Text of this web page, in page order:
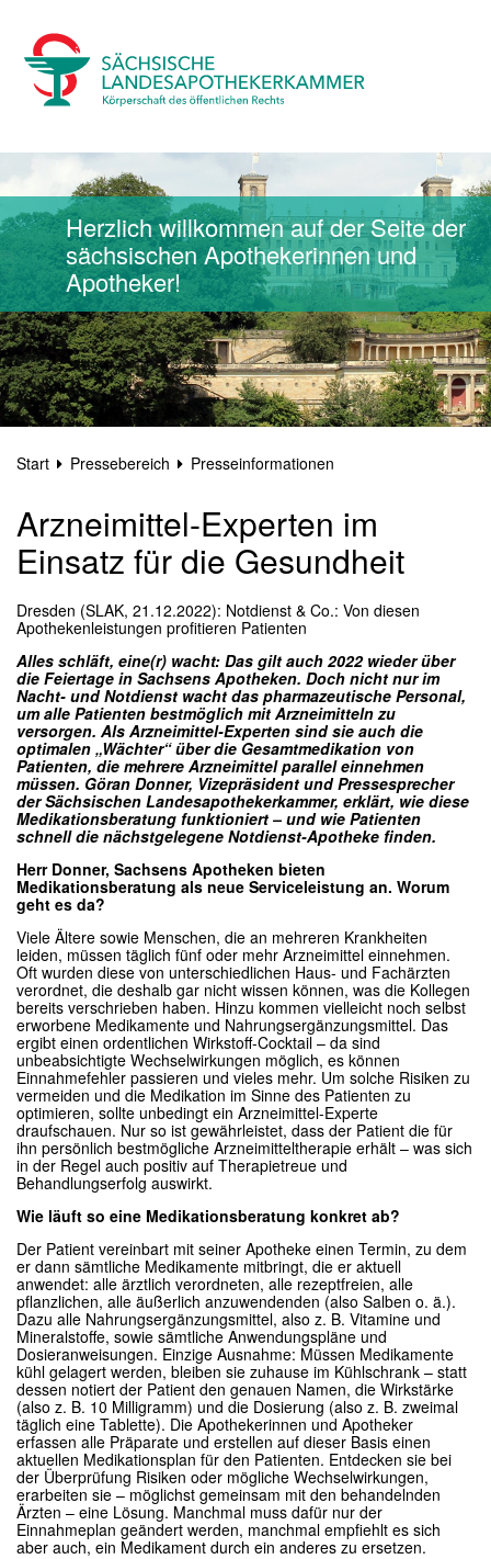
Herzlich willkommen auf der Seite der
sächsischen Apothekerinnen und
Apotheker!
Start Pressebereich Presseinformationen
Arzneimittel-Experten im
Einsatz für die Gesundheit
Dresden (SLAK, 21.12.2022): Notdienst & Co.: Von diesen
Apothekenleistungen profitieren Patienten
Alles schläft, eine(r) wacht: Das gilt auch 2022 wieder über
die Feiertage in Sachsens Apotheken. Doch nicht nur im
Nacht- und Notdienst wacht das pharmazeutische Personal,
um alle Patienten bestmöglich mit Arzneimitteln zu
versorgen. Als Arzneimittel-Experten sind sie auch die
optimalen „Wächter“ über die Gesamtmedikation von
Patienten, die mehrere Arzneimittel parallel einnehmen
müssen. Göran Donner, Vizepräsident und Pressesprecher
der Sächsischen Landesapothekerkammer, erklärt, wie diese
Medikationsberatung funktioniert – und wie Patienten
schnell die nächstgelegene Notdienst-Apotheke finden.
Herr Donner, Sachsens Apotheken bieten
Medikationsberatung als neue Serviceleistung an. Worum
geht es da?
Viele Ältere sowie Menschen, die an mehreren Krankheiten
leiden, müssen täglich fünf oder mehr Arzneimittel einnehmen.
Oft wurden diese von unterschiedlichen Haus- und Fachärzten
verordnet, die deshalb gar nicht wissen können, was die Kollegen
bereits verschrieben haben. Hinzu kommen vielleicht noch selbst
erworbene Medikamente und Nahrungsergänzungsmittel. Das
ergibt einen ordentlichen Wirkstoff-Cocktail – da sind
unbeabsichtigte Wechselwirkungen möglich, es können
Einnahmefehler passieren und vieles mehr. Um solche Risiken zu
vermeiden und die Medikation im Sinne des Patienten zu
optimieren, sollte unbedingt ein Arzneimittel-Experte
draufschauen. Nur so ist gewährleistet, dass der Patient die für
ihn persönlich bestmögliche Arzneimitteltherapie erhält – was sich
in der Regel auch positiv auf Therapietreue und
Behandlungserfolg auswirkt.
Wie läuft so eine Medikationsberatung konkret ab?
Der Patient vereinbart mit seiner Apotheke einen Termin, zu dem
er dann sämtliche Medikamente mitbringt, die er aktuell
anwendet: alle ärztlich verordneten, alle rezeptfreien, alle
pflanzlichen, alle äußerlich anzuwendenden (also Salben o. ä.).
Dazu alle Nahrungsergänzungsmittel, also z. B. Vitamine und
Mineralstoffe, sowie sämtliche Anwendungspläne und
Dosieranweisungen. Einzige Ausnahme: Müssen Medikamente
kühl gelagert werden, bleiben sie zuhause im Kühlschrank – statt
dessen notiert der Patient den genauen Namen, die Wirkstärke
(also z. B. 10 Milligramm) und die Dosierung (also z. B. zweimal
täglich eine Tablette). Die Apothekerinnen und Apotheker
erfassen alle Präparate und erstellen auf dieser Basis einen
aktuellen Medikationsplan für den Patienten. Entdecken sie bei
der Überprüfung Risiken oder mögliche Wechselwirkungen,
erarbeiten sie – möglichst gemeinsam mit den behandelnden
Ärzten – eine Lösung. Manchmal muss dafür nur der
Einnahmeplan geändert werden, manchmal empfiehlt es sich
aber auch, ein Medikament durch ein anderes zu ersetzen.